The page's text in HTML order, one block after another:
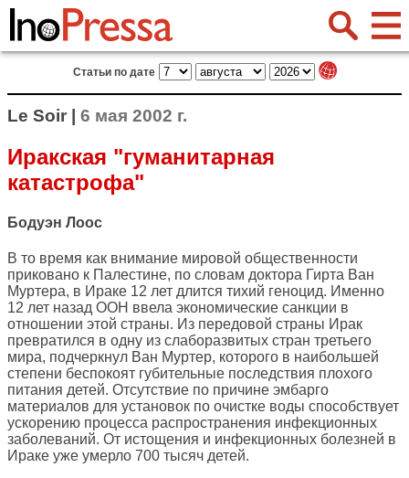
Статьи по дате
Le Soir | 6 мая 2002 г.
Иракская "гуманитарная
катастрофа"
Бодуэн Лоос
В то время как внимание мировой общественности
приковано к Палестине, по словам доктора Гирта Ван
Муртера, в Ираке 12 лет длится тихий геноцид. Именно
12 лет назад ООН ввела экономические санкции в
отношении этой страны. Из передовой страны Ирак
превратился в одну из слаборазвитых стран третьего
мира, подчеркнул Ван Муртер, которого в наибольшей
степени беспокоят губительные последствия плохого
питания детей. Отсутствие по причине эмбарго
материалов для установок по очистке воды способствует
ускорению процесса распространения инфекционных
заболеваний. От истощения и инфекционных болезней в
Ираке уже умерло 700 тысяч детей.